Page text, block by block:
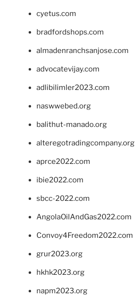
cyetus.com
bradfordshops.com
almadenranchsanjose.com
advocatevijay.com
adlibilimler2023.com
naswwebed.org
balithut-manado.org
alteregotradingcompany.org
aprce2022.com
ibie2022.com
sbcc-2022.com
AngolaOilAndGas2022.com
Convoy4Freedom2022.com
grur2023.org
hkhk2023.org
napm2023.org